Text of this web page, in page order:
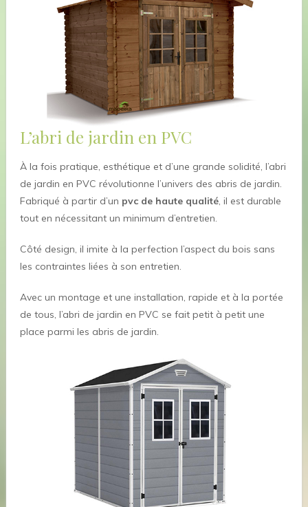
L’abri de jardin en PVC
À la fois pratique, esthétique et d’une grande solidité, l’abri
de jardin en PVC révolutionne l’univers des abris de jardin.
Fabriqué à partir d’un pvc de haute qualité, il est durable
tout en nécessitant un minimum d’entretien.
Côté design, il imite à la perfection l’aspect du bois sans
les contraintes liées à son entretien.
Avec un montage et une installation, rapide et à la portée
de tous, l’abri de jardin en PVC se fait petit à petit une
place parmi les abris de jardin.